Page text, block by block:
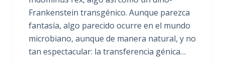
Frankenstein transgénico. Aunque parezca
fantasía, algo parecido ocurre en el mundo
microbiano, aunque de manera natural, y no
tan espectacular: la transferencia génica…